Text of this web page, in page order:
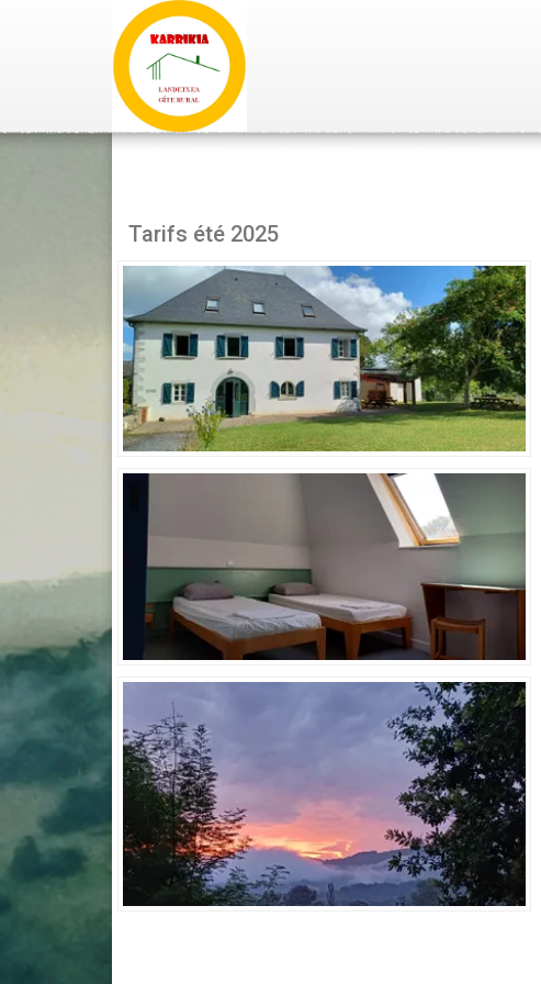
Tarifs été 2025